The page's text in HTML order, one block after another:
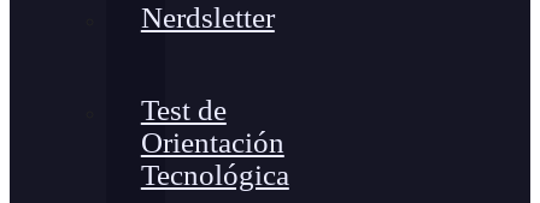
Nerdsletter
Test de
Orientación
Tecnológica